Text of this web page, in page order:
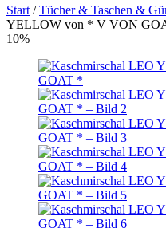
Start /Tücher & Taschen &
YELLOW von * V VON
10%